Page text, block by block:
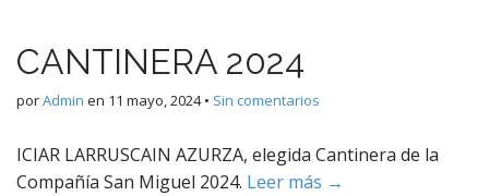
CANTINERA 2024
porAdmin en 11 mayo, 2024• Sin comentarios
ICIAR LARRUSCAIN AZURZA, elegida Cantinera de la
Compañía San Miguel 2024. Leer más →